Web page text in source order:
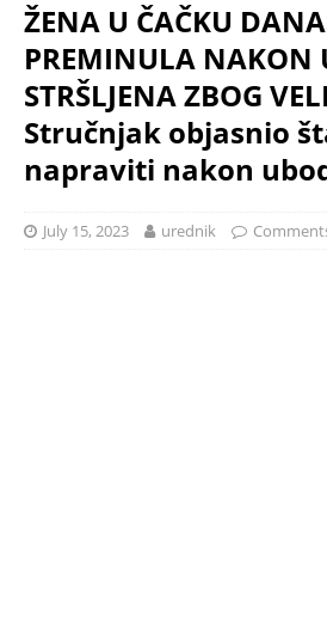
ŽENA U ČAČKU
PREMINULA NAKON
STRŠLJENA ZBOG
Stručnjak objasnio
napraviti nakon
July 15, 2023 urednik